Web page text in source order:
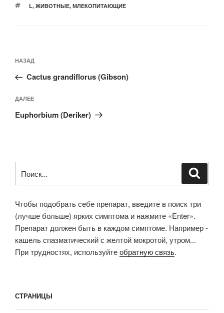
МЕТКИ
L, ЖИВОТНЫЕ, МЛЕКОПИТАЮЩИЕ
по
записям
Предыдущая
запись:
НАЗАД
Cactus grandiflorus (Gibson)
Следующая
запись
ДАЛЕЕ
Euphorbium (Deriker)
Чтобы подобрать себе препарат, введите в поиск три
(лучше больше) ярких симптома и нажмите «Enter».
Препарат должен быть в каждом симптоме. Например -
кашель спазматический с желтой мокротой, утром...
При трудностях, используйтеобратную связь.
СТРАНИЦЫ